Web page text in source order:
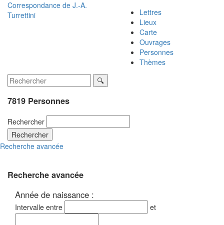
Correspondance de J.-A.
Turrettini
Lettres
Lieux
Carte
Ouvrages
Personnes
Thèmes
7819 Personnes
Rechercher
Rechercher
Recherche avancée
Recherche avancée
Année de naissance :
Intervalle entre et